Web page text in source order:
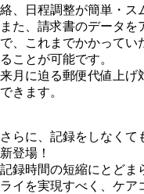
絡、日程調整が簡単・ス
また、請求書のデータ
で、これまでかかってい
ることが可能です。
来月に迫る郵便代値上げ
できます。
さらに、記録をしなくて
新登場！
記録時間の短縮にとどま
ライを実現すべく、ケア